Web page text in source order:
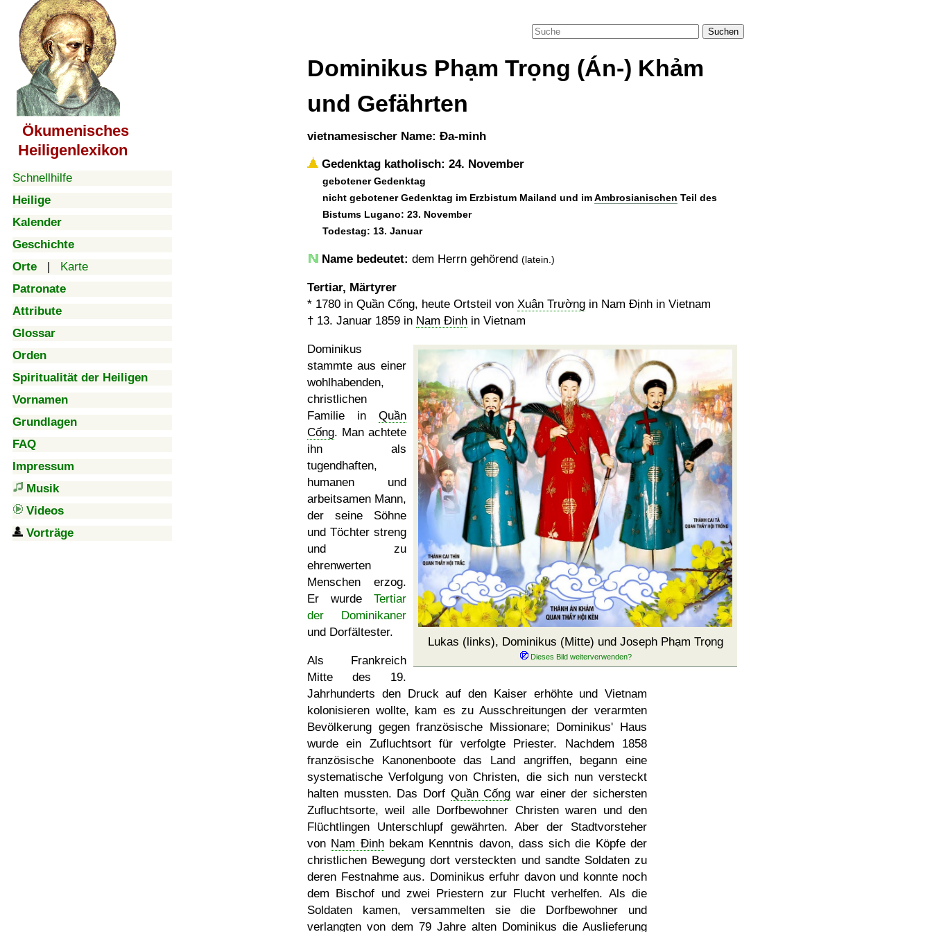
Ökumenisches
Heiligenlexikon
Schnellhilfe
Heilige
Kalender
Geschichte
Orte | Karte
Patronate
Attribute
Glossar
Orden
Spiritualität der Heiligen
Vornamen
Grundlagen
FAQ
Impressum
Musik
Videos
Vorträge
Suchen
Dominikus Phạm Trọng (Án-) Khảm
und Gefährten
vietnamesischer Name: Ða-minh
Gedenktag katholisch: 24. November
gebotener Gedenktag
nicht gebotener Gedenktag im Erzbistum Mailand und imAmbrosianischen Teil des
Bistums Lugano: 23. November
Todestag: 13. Januar
Name bedeutet: dem Herrn gehörend (latein.)
Tertiar, Märtyrer
* 1780 in Quần Cống, heute Ortsteil von Xuân Trường in Nam Định in Vietnam
† 13. Januar 1859 in Nam Ðinh in Vietnam
Lukas (links), Dominikus (Mitte) und Joseph Phạm Trọng
Dominikus
stammte aus einer
wohlhabenden,
christlichen
Familie in Quần
Cống. Man achtete
ihn als
tugendhaften,
humanen und
arbeitsamen Mann,
der seine Söhne
und Töchter streng
und zu
ehrenwerten
Menschen erzog.
Er wurde Tertiar
der Dominikaner
und Dorfältester.
Als Frankreich
Mitte des 19.
Jahrhunderts den Druck auf den Kaiser erhöhte und Vietnam
kolonisieren wollte, kam es zu Ausschreitungen der verarmten
Bevölkerung gegen französische Missionare; Dominikus' Haus
wurde ein Zufluchtsort für verfolgte Priester. Nachdem 1858
französische Kanonenboote das Land angriffen, begann eine
systematische Verfolgung von Christen, die sich nun versteckt
halten mussten. Das Dorf Quần Cống war einer der sichersten
Zufluchtsorte, weil alle Dorfbewohner Christen waren und den
Flüchtlingen Unterschlupf gewährten. Aber der Stadtvorsteher
von Nam Ðinhbekam Kenntnis davon, dass sich die Köpfe der
christlichen Bewegung dort versteckten und sandte Soldaten zu
deren Festnahme aus. Dominikus erfuhr davon und konnte noch
dem Bischof und zwei Priestern zur Flucht verhelfen. Als die
Soldaten kamen, versammelten sie die Dorfbewohner und
verlangten von dem 79 Jahre alten Dominikus die Auslieferung